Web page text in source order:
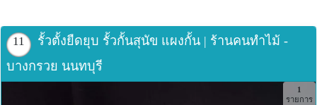
11
รั้วตั้งยืดยุบ รั้วกั้นสุนัข แผงกั้น | ร้านคนทำไม้ -
บางกรวย นนทบุรี
1
รายการ